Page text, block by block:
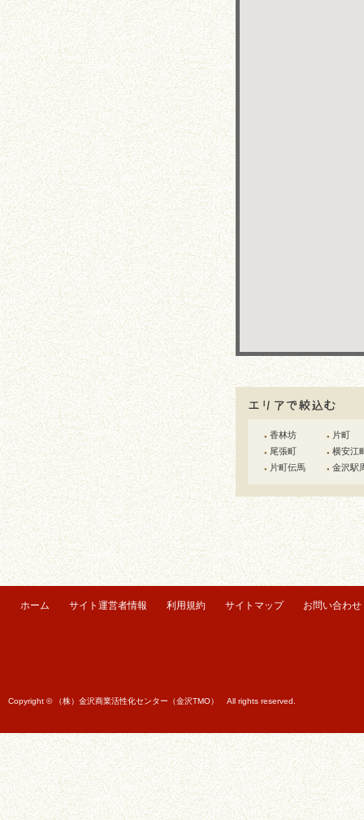
● 香林坊
● 尾張町
● 片町伝馬
● 片町
● 横安江
● 金沢駅
ホーム サイト運営者情報 利用規約 サイトマップ お問い合わせ
Copyright © （株）金沢商業活性化センター（金沢TMO） All rights reserved.